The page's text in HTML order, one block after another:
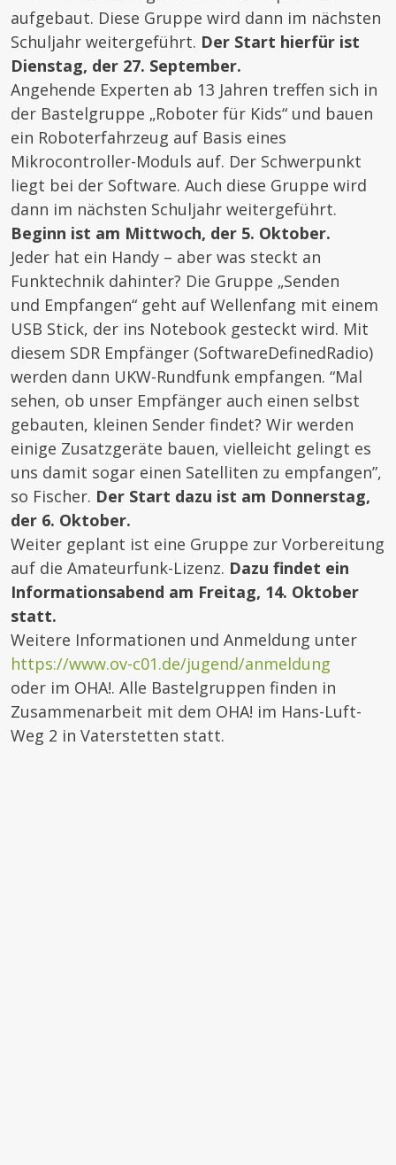
aufgebaut. Diese Gruppe wird dann im nächsten
Schuljahr weitergeführt. Der Start hierfür ist
Dienstag, der 27. September.
Angehende Experten ab 13 Jahren treffen sich in
der Bastelgruppe „Roboter für Kids“ und bauen
ein Roboterfahrzeug auf Basis eines
Mikrocontroller-Moduls auf. Der Schwerpunkt
liegt bei der Software. Auch diese Gruppe wird
dann im nächsten Schuljahr weitergeführt.
Beginn ist am Mittwoch, der 5. Oktober.
Jeder hat ein Handy – aber was steckt an
Funktechnik dahinter? Die Gruppe „Senden
und Empfangen“ geht auf Wellenfang mit einem
USB Stick, der ins Notebook gesteckt wird. Mit
diesem SDR Empfänger (SoftwareDefinedRadio)
werden dann UKW-Rundfunk empfangen. “Mal
sehen, ob unser Empfänger auch einen selbst
gebauten, kleinen Sender findet? Wir werden
einige Zusatzgeräte bauen, vielleicht gelingt es
uns damit sogar einen Satelliten zu empfangen”,
so Fischer. Der Start dazu ist am Donnerstag,
der 6. Oktober.
Weiter geplant ist eine Gruppe zur Vorbereitung
auf die Amateurfunk-Lizenz. Dazu findet ein
Informationsabend am Freitag, 14. Oktober
statt.
Weitere Informationen und Anmeldung unter
https://www.ov-c01.de/jugend/anmeldung
oder im OHA!. Alle Bastelgruppen finden in
Zusammenarbeit mit dem OHA! im Hans-Luft-
Weg 2 in Vaterstetten statt.